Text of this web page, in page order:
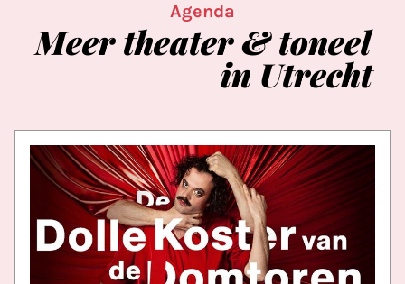
Agenda
Meertheater&toneel
in Utrecht